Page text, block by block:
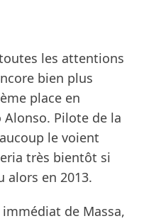
les attentions
bien plus
place en
Pilote de la
le voient
très bientôt si
alors en 2013.
de Massa,